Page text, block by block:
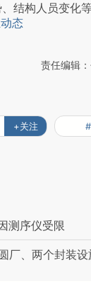
结构人员变化
态
责任编辑
+关注
测序仪受限
厂、两个封装设